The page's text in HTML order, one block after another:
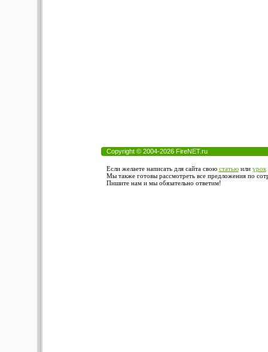
Copyright © 2004-2026 FireNET.ru
Если желаете написать для сайта свою статьюили урок
Мы также готовы рассмотреть все предложения по
Пишите нам и мы обязательно ответим!